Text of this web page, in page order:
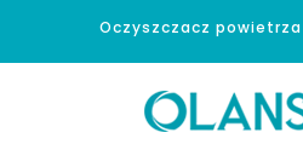
Oczyszczacz